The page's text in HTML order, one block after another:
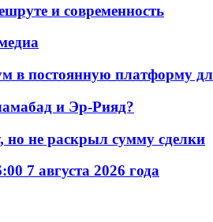
и современность
в постоянную платформу
и Эр-Рияд?
но не раскрыл сумму сделки
7 августа 2026 года